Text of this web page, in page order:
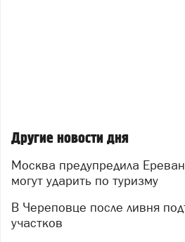
Другие новости дня
Москва предупредила Ереван: аресты россиян
могут ударить по туризму
В Череповце после ливня подтопило восемь
участков